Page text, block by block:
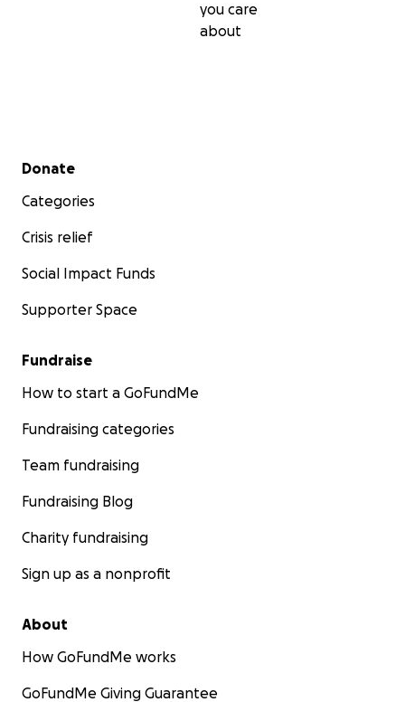
you care
about
Secondary menu
Donate
Categories
Crisis relief
Social Impact Funds
Supporter Space
Fundraise
How to start a GoFundMe
Fundraising categories
Team fundraising
Fundraising Blog
Charity fundraising
Sign up as a nonprofit
About
How GoFundMe works
GoFundMe Giving Guarantee